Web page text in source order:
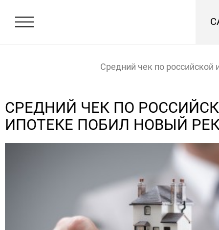
Средний чек по российской
СРЕДНИЙ ЧЕК ПО
ИПОТЕКЕ ПОБИЛ НОВЫЙ